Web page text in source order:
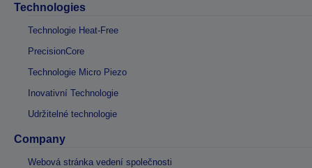
Technologies
Technologie Heat-Free
PrecisionCore
Technologie Micro Piezo
Inovativní Technologie
Udržitelné technologie
Company
Webová stránka vedení společnosti